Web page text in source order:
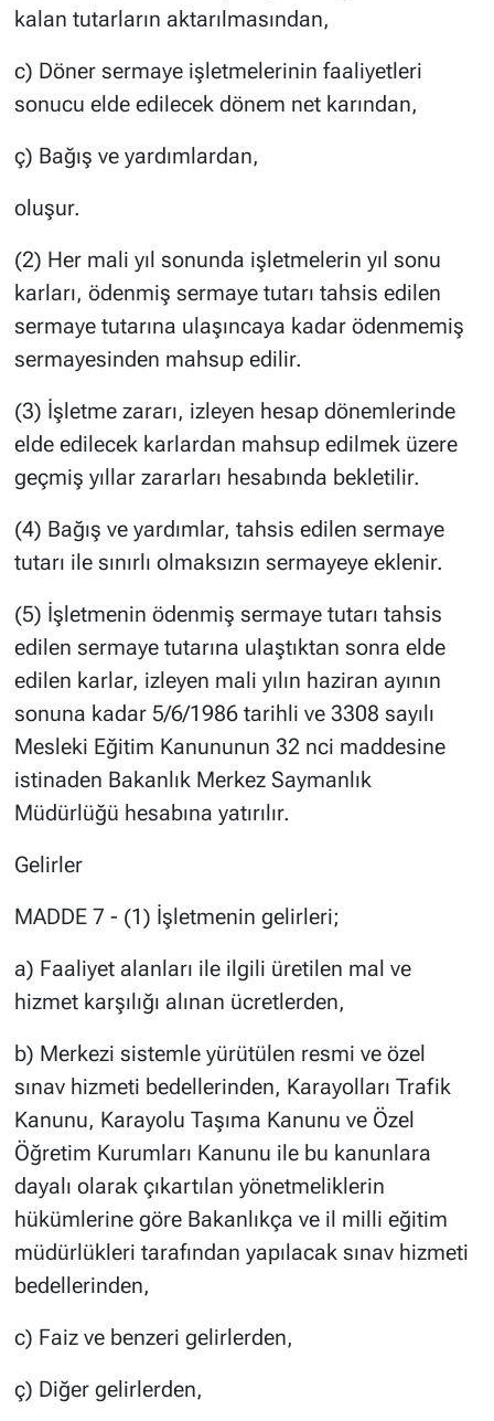
kalan tutarların aktarılmasından,
c) Döner sermaye işletmelerinin faaliyetleri
sonucu elde edilecek dönem net karından,
ç) Bağış ve yardımlardan,
oluşur.
(2) Her mali yıl sonunda işletmelerin yıl sonu
karları, ödenmiş sermaye tutarı tahsis edilen
sermaye tutarına ulaşıncaya kadar ödenmemiş
sermayesinden mahsup edilir.
(3) İşletme zararı, izleyen hesap dönemlerinde
elde edilecek karlardan mahsup edilmek üzere
geçmiş yıllar zararları hesabında bekletilir.
(4) Bağış ve yardımlar, tahsis edilen sermaye
tutarı ile sınırlı olmaksızın sermayeye eklenir.
(5) İşletmenin ödenmiş sermaye tutarı tahsis
edilen sermaye tutarına ulaştıktan sonra elde
edilen karlar, izleyen mali yılın haziran ayının
sonuna kadar 5/6/1986 tarihli ve 3308 sayılı
Mesleki Eğitim Kanununun 32 nci maddesine
istinaden Bakanlık Merkez Saymanlık
Müdürlüğü hesabına yatırılır.
Gelirler
MADDE 7 - (1) İşletmenin gelirleri;
a) Faaliyet alanları ile ilgili üretilen mal ve
hizmet karşılığı alınan ücretlerden,
b) Merkezi sistemle yürütülen resmi ve özel
sınav hizmeti bedellerinden, Karayolları Trafik
Kanunu, Karayolu Taşıma Kanunu ve Özel
Öğretim Kurumları Kanunu ile bu kanunlara
dayalı olarak çıkartılan yönetmeliklerin
hükümlerine göre Bakanlıkça ve il milli eğitim
müdürlükleri tarafından yapılacak sınav hizmeti
bedellerinden,
c) Faiz ve benzeri gelirlerden,
ç) Diğer gelirlerden,